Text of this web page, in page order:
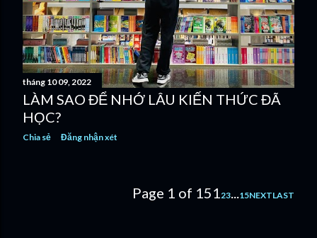
tháng 10 09, 2022
LÀM SAO ĐỂ NHỚ LÂU KIẾN THỨC ĐÃ
HỌC?
Chia sẻ Đăng nhận xét
Page 1 of 151 23 15NEXTLAST